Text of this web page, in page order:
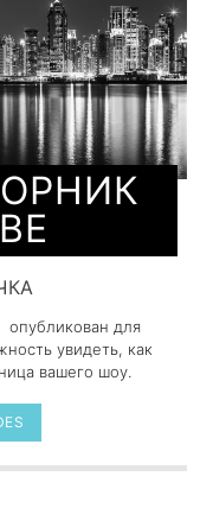
опубликован для
увидеть, как
вашего шоу.